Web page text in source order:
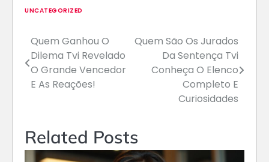
UNCATEGORIZED
Navegação
de
artigos
Quem Ganhou O
Dilema Tvi Revelado
O Grande Vencedor
E As Reações!
Quem São Os Jurados
Da Sentença Tvi
Conheça O Elenco
Completo E
Curiosidades
Related Posts